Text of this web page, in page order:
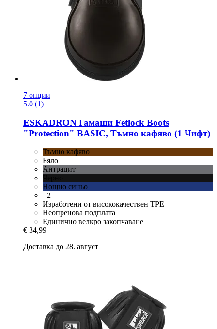
7 опции
5.0 (1)
ESKADRON Гамаши Fetlock Boots
"Protection" BASIC, Тъмно кафяво (1 Чифт)
Тъмно кафяво
Бяло
Антрацит
Нощно синьо
+2
Изработени от висококачествен TPE
Неопренова подплата
Единично велкро закопчаване
€ 34,99
Доставка до 28. август